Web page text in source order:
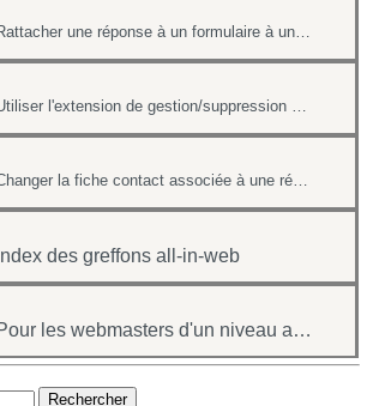
Index des greffons all-in-web
Pour les webmasters d'un niveau avancé